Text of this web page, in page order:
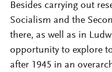
Besides carrying out
Socialism and the
there, as well as in
opportunity to explore
after 1945 in an